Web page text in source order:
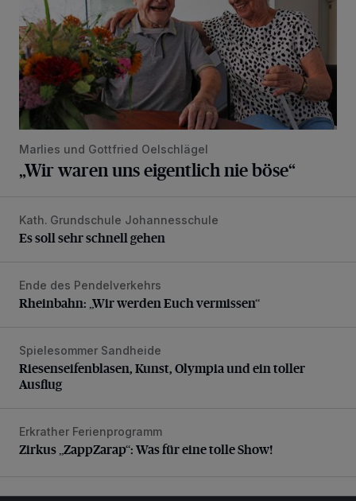
Marlies und Gottfried Oelschlägel
„Wir waren uns eigentlich nie böse“
Es soll sehr schnell gehen
Kath. Grundschule Johannesschule
Es soll sehr schnell gehen
Rheinbahn: „Wir werden Euch vermissen“
Ende des Pendelverkehrs
Rheinbahn: „Wir werden Euch vermissen“
Riesenseifenblasen, Kunst, Olympia und ein toller Ausflug
Spielesommer Sandheide
Riesenseifenblasen, Kunst, Olympia und ein toller
Ausflug
Zirkus „ZappZarap“: Was für eine tolle Show!
Erkrather Ferienprogramm
Zirkus „ZappZarap“: Was für eine tolle Show!